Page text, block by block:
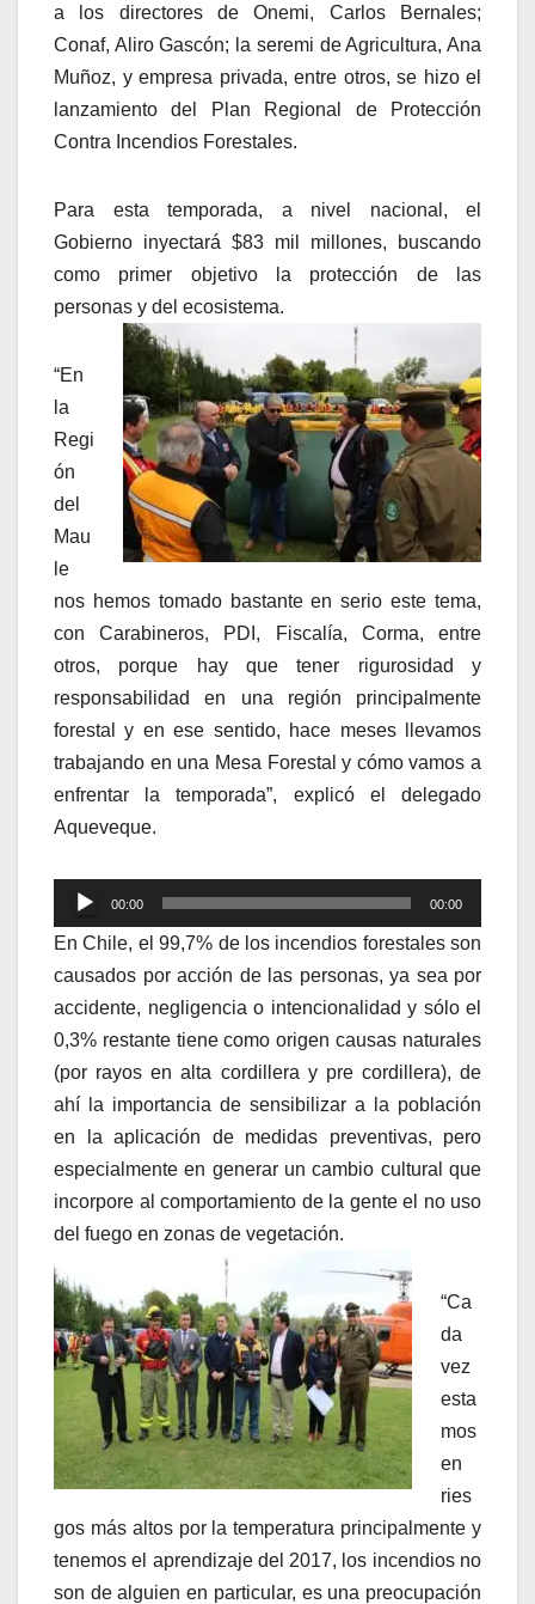
a los directores de Onemi, Carlos Bernales;
Conaf, Aliro Gascón; la seremi de Agricultura, Ana
Muñoz, y empresa privada, entre otros, se hizo el
lanzamiento del Plan Regional de Protección
Contra Incendios Forestales.
Para esta temporada, a nivel nacional, el
Gobierno inyectará $83 mil millones, buscando
como primer objetivo la protección de las
personas y del ecosistema.
“En
la
Regi
ón
del
Mau
le
nos hemos tomado bastante en serio este tema,
con Carabineros, PDI, Fiscalía, Corma, entre
otros, porque hay que tener rigurosidad y
responsabilidad en una región principalmente
forestal y en ese sentido, hace meses llevamos
trabajando en una Mesa Forestal y cómo vamos a
enfrentar la temporada”, explicó el delegado
Aqueveque.
Reproductor
de
00:00 00:00
En Chile, el 99,7% de los incendios forestales son
causados por acción de las personas, ya sea por
accidente, negligencia o intencionalidad y sólo el
0,3% restante tiene como origen causas naturales
(por rayos en alta cordillera y pre cordillera), de
ahí la importancia de sensibilizar a la población
en la aplicación de medidas preventivas, pero
especialmente en generar un cambio cultural que
incorpore al comportamiento de la gente el no uso
del fuego en zonas de vegetación.
“Ca
da
vez
esta
mos
en
ries
gos más altos por la temperatura principalmente y
tenemos el aprendizaje del 2017, los incendios no
son de alguien en particular, es una preocupación